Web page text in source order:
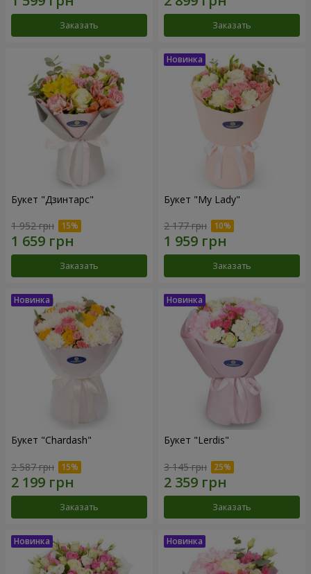
Заказать Заказать
Букет "Дзинтарс"
1 952 грн
Заказать
Букет "My Lady"
2 177 грн
Заказать
Букет "Chardash"
2 587 грн
Заказать
Букет "Lerdis"
3 145 грн
Заказать